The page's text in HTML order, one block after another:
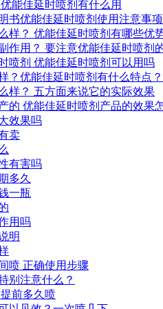
能佳延时喷剂有什么用
书优能佳延时喷剂使用注意事项
样？ 优能佳延时喷剂有哪些优
作用？ 要注意优能佳延时喷剂
喷剂 优能佳延时喷剂可以用吗
？优能佳延时喷剂有什么特点？
样？ 五方面来说它的实际效果
的 优能佳延时喷剂产品的效果
效果吗
卖
有害吗
多久
一瓶
用吗
明
喷 正确使用步骤
别注意什么？
前多久喷